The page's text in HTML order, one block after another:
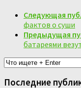
Следующая
фактов о суши
Предыдущая
батареями
Последние